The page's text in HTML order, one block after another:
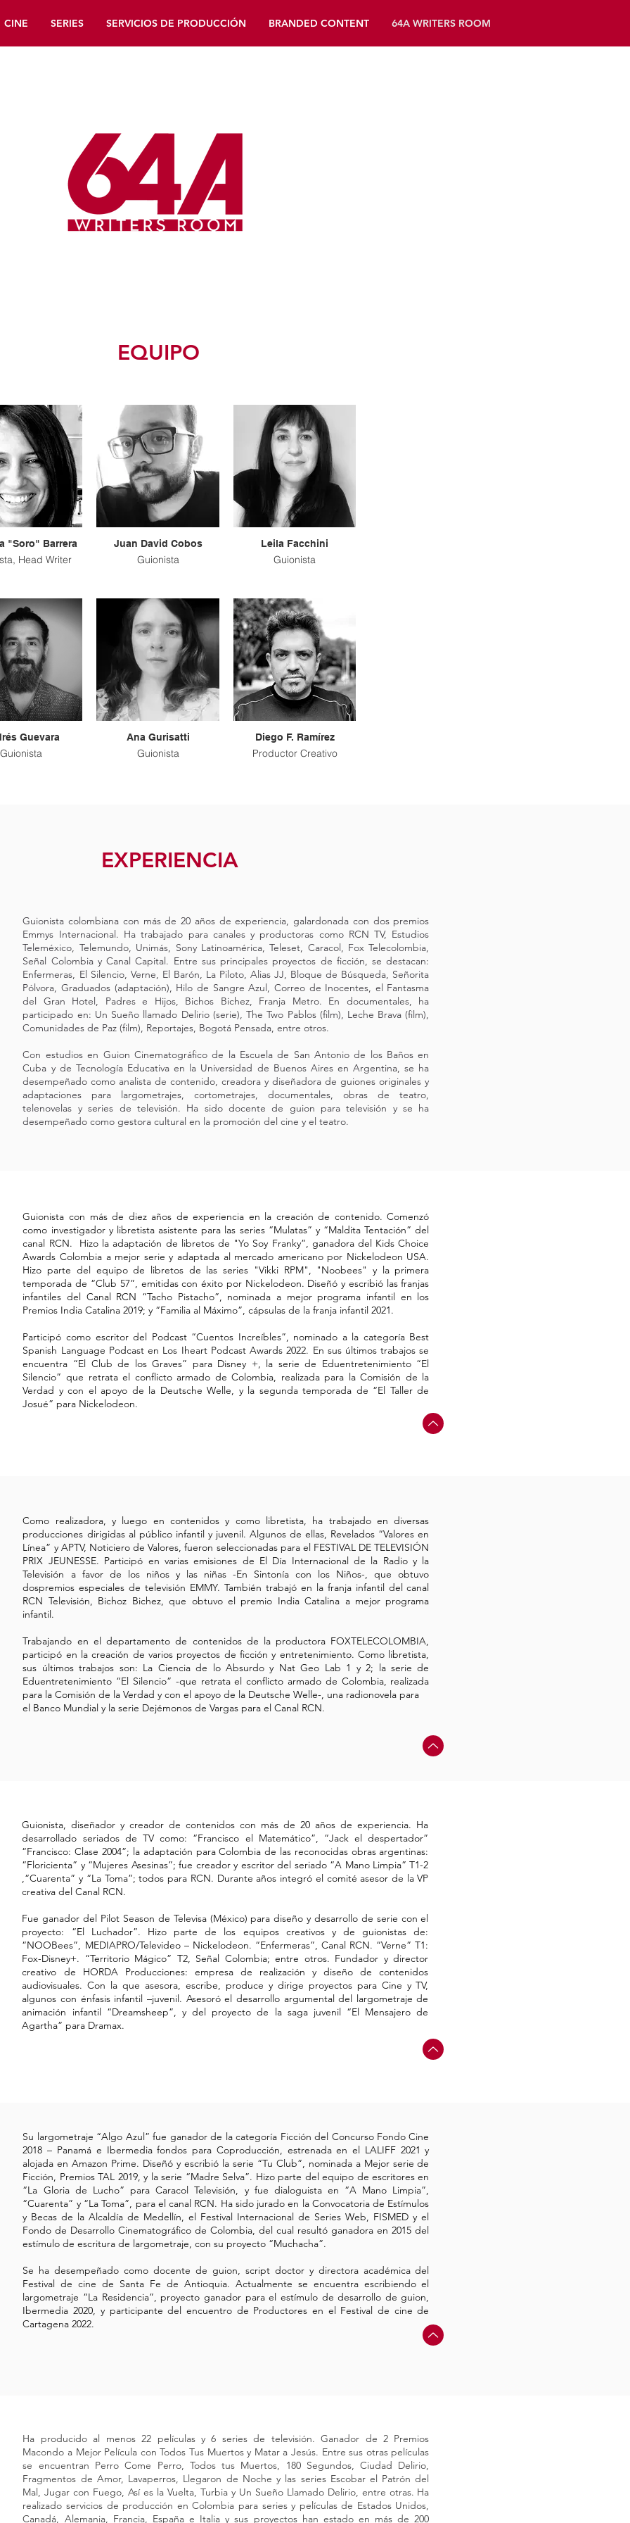
CINE SERIES SERVICIOS DE PRODUCCIÓN BRANDED CONTENT 64A WRITERS ROOM
EQUIPO
"Soro" Barrera
Head Writer
Juan David Cobos
Guionista
Leila Facchini
Guionista
Guevara
Guionista
Ana Gurisatti
Guionista
Diego F. Ramírez
Productor Creativo
EXPERIENCIA
Guionista colombiana con más de 20 años de experiencia, galardonada con dos premios
Emmys Internacional. Ha trabajado para canales y productoras como RCN TV, Estudios
Teleméxico, Telemundo, Unimás, Sony Latinoamérica, Teleset, Caracol, Fox Telecolombia,
Señal Colombia y Canal Capital. Entre sus principales proyectos de ficción, se destacan:
Enfermeras, El Silencio, Verne, El Barón, La Piloto, Alias JJ, Bloque de Búsqueda, Señorita
Pólvora, Graduados (adaptación), Hilo de Sangre Azul, Correo de Inocentes, el Fantasma
del Gran Hotel, Padres e Hijos, Bichos Bichez, Franja Metro. En documentales, ha
participado en: Un Sueño llamado Delirio (serie), The Two Pablos (film), Leche Brava (film),
Comunidades de Paz (film), Reportajes, Bogotá Pensada, entre otros.
Con estudios en Guion Cinematográfico de la Escuela de San Antonio de los Baños en
Cuba y de Tecnología Educativa en la Universidad de Buenos Aires en Argentina, se ha
desempeñado como analista de contenido, creadora y diseñadora de guiones originales y
adaptaciones para largometrajes, cortometrajes, documentales, obras de teatro,
telenovelas y series de televisión. Ha sido docente de guion para televisión y se ha
desempeñado como gestora cultural en la promoción del cine y el teatro.
Guionista con más de diez años de experiencia en la creación de contenido. Comenzó
como investigador y libretista asistente para las series “Mulatas” y “Maldita Tentación” del
canal RCN. Hizo la adaptación de libretos de "Yo Soy Franky”, ganadora del Kids Choice
Awards Colombia a mejor serie y adaptada al mercado americano por Nickelodeon USA.
Hizo parte del equipo de libretos de las series "Vikki RPM", "Noobees" y la primera
temporada de “Club 57”, emitidas con éxito por Nickelodeon. Diseñó y escribió las franjas
infantiles del Canal RCN “Tacho Pistacho”, nominada a mejor programa infantil en los
Premios India Catalina 2019; y “Familia al Máximo”, cápsulas de la franja infantil 2021.
Participó como escritor del Podcast “Cuentos Increíbles”, nominado a la categoría Best
Spanish Language Podcast en Los Iheart Podcast Awards 2022. En sus últimos trabajos se
encuentra “El Club de los Graves” para Disney +, la serie de Eduentretenimiento “El
Silencio” que retrata el conflicto armado de Colombia, realizada para la Comisión de la
Verdad y con el apoyo de la Deutsche Welle, y la segunda temporada de “El Taller de
Josué” para Nickelodeon.
Como realizadora, y luego en contenidos y como libretista, ha trabajado en diversas
producciones dirigidas al público infantil y juvenil. Algunos de ellas, Revelados “Valores en
Línea” y APTV, Noticiero de Valores, fueron seleccionadas para el FESTIVAL DE TELEVISIÓN
PRIX JEUNESSE. Participó en varias emisiones de El Día Internacional de la Radio y la
Televisión a favor de los niños y las niñas -En Sintonía con los Niños-, que obtuvo
dospremios especiales de televisión EMMY. También trabajó en la franja infantil del canal
RCN Televisión, Bichoz Bichez, que obtuvo el premio India Catalina a mejor programa
infantil.
Trabajando en el departamento de contenidos de la productora FOXTELECOLOMBIA,
participó en la creación de varios proyectos de ficción y entretenimiento. Como libretista,
sus últimos trabajos son: La Ciencia de lo Absurdo y Nat Geo Lab 1 y 2; la serie de
Eduentretenimiento “El Silencio” -que retrata el conflicto armado de Colombia, realizada
para la Comisión de la Verdad y con el apoyo de la Deutsche Welle-, una radionovela para
el Banco Mundial y la serie Dejémonos de Vargas para el Canal RCN.
Guionista, diseñador y creador de contenidos con más de 20 años de experiencia. Ha
desarrollado seriados de TV como: “Francisco el Matemático”, “Jack el despertador”
“Francisco: Clase 2004”; la adaptación para Colombia de las reconocidas obras argentinas:
“Floricienta” y “Mujeres Asesinas”; fue creador y escritor del seriado “A Mano Limpia” T1-2
,“Cuarenta” y “La Toma”; todos para RCN. Durante años integró el comité asesor de la VP
creativa del Canal RCN.
Fue ganador del Pilot Season de Televisa (México) para diseño y desarrollo de serie con el
proyecto: “El Luchador”. Hizo parte de los equipos creativos y de guionistas de:
“NOOBees”, MEDIAPRO/Televideo – Nickelodeon. “Enfermeras”, Canal RCN. “Verne” T1:
Fox-Disney+. “Territorio Mágico” T2, Señal Colombia; entre otros. Fundador y director
creativo de HORDA Producciones: empresa de realización y diseño de contenidos
audiovisuales. Con la que asesora, escribe, produce y dirige proyectos para Cine y TV,
algunos con énfasis infantil –juvenil. Asesoró el desarrollo argumental del largometraje de
animación infantil “Dreamsheep”, y del proyecto de la saga juvenil “El Mensajero de
Agartha” para Dramax.
Su largometraje “Algo Azul” fue ganador de la categoría Ficción del Concurso Fondo Cine
2018 – Panamá e Ibermedia fondos para Coproducción, estrenada en el LALIFF 2021 y
alojada en Amazon Prime. Diseñó y escribió la serie “Tu Club”, nominada a Mejor serie de
Ficción, Premios TAL 2019, y la serie “Madre Selva”. Hizo parte del equipo de escritores en
“La Gloria de Lucho” para Caracol Televisión, y fue dialoguista en “A Mano Limpia”,
“Cuarenta” y “La Toma”, para el canal RCN. Ha sido jurado en la Convocatoria de Estímulos
y Becas de la Alcaldía de Medellín, el Festival Internacional de Series Web, FISMED y el
Fondo de Desarrollo Cinematográfico de Colombia, del cual resultó ganadora en 2015 del
estímulo de escritura de largometraje, con su proyecto “Muchacha”.
Se ha desempeñado como docente de guion, script doctor y directora académica del
Festival de cine de Santa Fe de Antioquia. Actualmente se encuentra escribiendo el
largometraje “La Residencia”, proyecto ganador para el estímulo de desarrollo de guion,
Ibermedia 2020, y participante del encuentro de Productores en el Festival de cine de
Cartagena 2022.
Ha producido al menos 22 películas y 6 series de televisión. Ganador de 2 Premios
Macondo a Mejor Película con Todos Tus Muertos y Matar a Jesús. Entre sus otras películas
se encuentran Perro Come Perro, Todos tus Muertos, 180 Segundos, Ciudad Delirio,
Fragmentos de Amor, Lavaperros, Llegaron de Noche y las series Escobar el Patrón del
Mal, Jugar con Fuego, Así es la Vuelta, Turbia y Un Sueño Llamado Delirio, entre otras. Ha
realizado servicios de producción en Colombia para series y películas de Estados Unidos,
Canadá, Alemania, Francia, España e Italia y sus proyectos han estado en más de 200